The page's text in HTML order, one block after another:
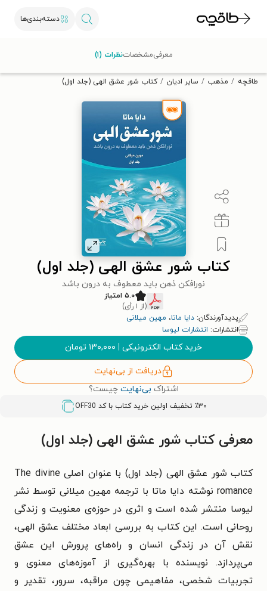
دسته‌بندی‌ها
تخفیف از طاقچه دریافت کن.
طاقچه مذهب سایر ادیان کتاب شور عشق الهی (جلد اول)
کتاب شور عشق الهی (جلد اول)
نورافکن ذهن باید معطوف به درون باشد
۵.۰ امتیاز
(از ۱ رأی)
پدیدآورندگان: دایا ماتا، مهین میلانی
انتشارات: انتشارات لیوسا
خرید کتاب الکترونیکی | ۱۳۰,۰۰۰ تومان
دریافت از بی‌نهایت
اشتراک بی‌نهایت چیست؟
٪۳۰ تخفیف اولین خرید کتاب با کد OFF30
معرفیمشخصاتنظرات (۱)
معرفی کتاب شور عشق الهی (جلد اول)
کتاب شور عشق الهی (جلد اول) با عنوان اصلی The divine
romance نوشته دایا ماتا با ترجمه مهین میلانی توسط نشر
لیوسا منتشر شده است و اثری در حوزه‌ی معنویت و زندگی
روحانی است. این کتاب به بررسی ابعاد مختلف عشق الهی،
نقش آن در زندگی انسان و راه‌های پرورش این عشق
می‌پردازد. نویسنده با بهره‌گیری از آموزه‌های معنوی و
تجربیات شخصی، مفاهیمی چون مراقبه، سرور، تقدیر و